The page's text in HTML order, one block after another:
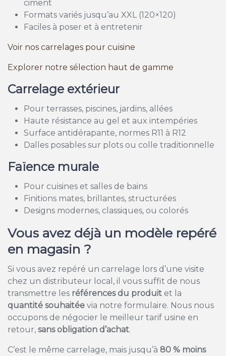
ciment
Formats variés jusqu’au XXL (120×120)
Faciles à poser et à entretenir
Voir nos carrelages pour cuisine
Explorer notre sélection haut de gamme
Carrelage extérieur
Pour terrasses, piscines, jardins, allées
Haute résistance au gel et aux intempéries
Surface antidérapante, normes R11 à R12
Dalles posables sur plots ou colle traditionnelle
Faïence murale
Pour cuisines et salles de bains
Finitions mates, brillantes, structurées
Designs modernes, classiques, ou colorés
Vous avez déjà un modèle repéré
en magasin ?
Si vous avez repéré un carrelage lors d’une visite
chez un distributeur local, il vous suffit de nous
transmettre les références du produit et la
quantité souhaitée via notre formulaire. Nous nous
occupons de négocier le meilleur tarif usine en
retour, sans obligation d’achat.
C’est le même carrelage, mais jusqu’à 80 % moins